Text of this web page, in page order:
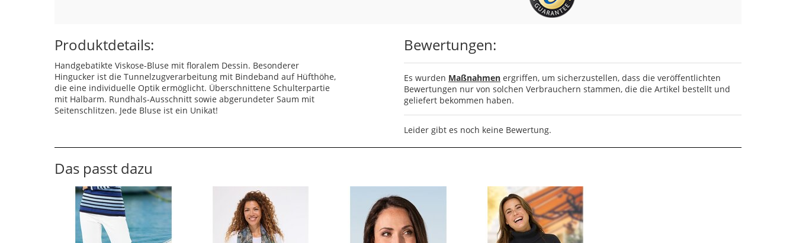
Produktdetails:
Handgebatikte Viskose-Bluse mit floralem Dessin. Besonderer
Hingucker ist die Tunnelzugverarbeitung mit Bindeband auf Hüfthöhe,
die eine individuelle Optik ermöglicht. Überschnittene Schulterpartie
mit Halbarm. Rundhals-Ausschnitt sowie abgerundeter Saum mit
Seitenschlitzen. Jede Bluse ist ein Unikat!
Bewertungen:
Es wurden Maßnahmen ergriffen, um sicherzustellen, dass die veröffentlichten
Bewertungen nur von solchen Verbrauchern stammen, die die Artikel bestellt und
geliefert bekommen haben.
Leider gibt es noch keine Bewertung.
Das passt dazu